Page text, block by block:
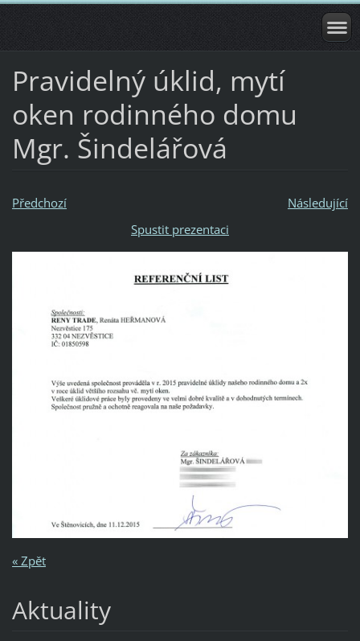
Pravidelný úklid, mytí
oken rodinného domu
Mgr. Šindelářová
Předchozí
Následující
Spustit prezentaci
« Zpět
Aktuality